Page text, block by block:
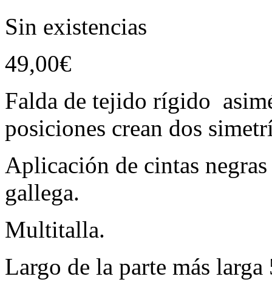
Sin existencias
49,00€
Falda de tejido rígido
posiciones crean dos
Aplicación de cintas
gallega.
Multitalla.
Largo de la parte más larga